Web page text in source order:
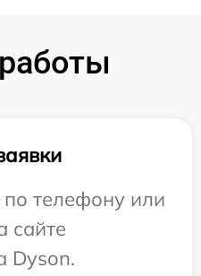
телефону или
сайте
Dyson.